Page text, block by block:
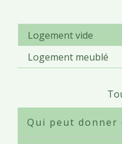
Logement vide
Logement meublé
Qui peut donner